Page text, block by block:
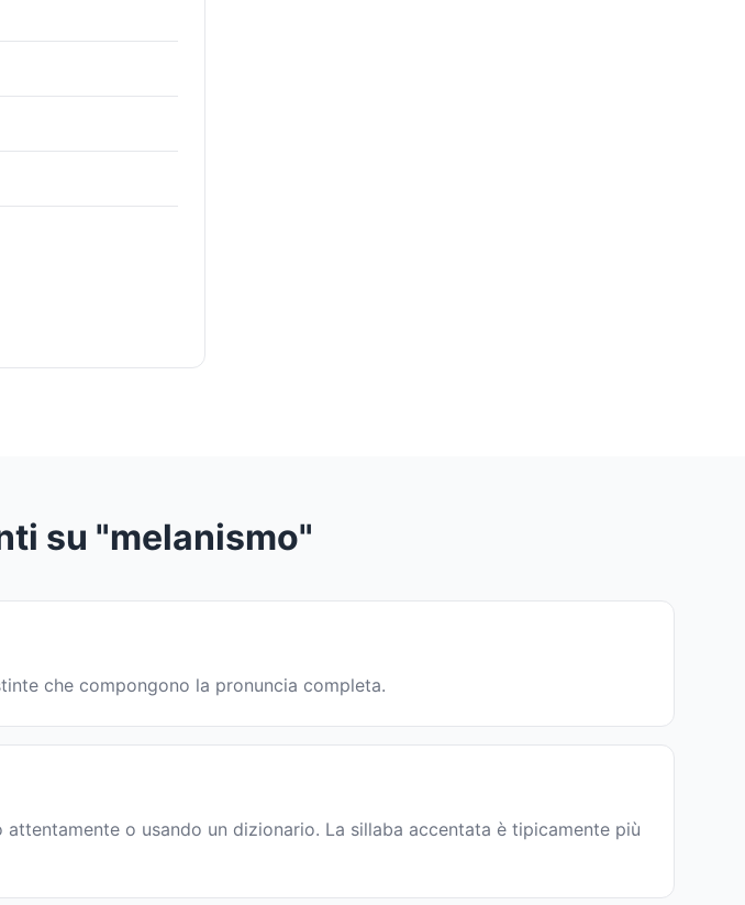
su "melanismo"
che compongono la pronuncia completa.
o usando un dizionario. La sillaba accentata è tipicamente più